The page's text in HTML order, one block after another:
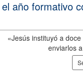
el año formativo
«Jesús instituyó a
enviarlos